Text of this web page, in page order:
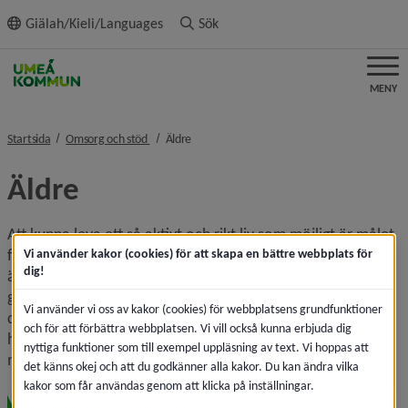
innehållet
Giälah/Kieli/Languages Sök
MENY
Startsida Omsorg och stöd nivå i brödsmulenavigeringen
Äldrenivå i brödsmulenavigeringen
Äldre
Att kunna leva ett så aktivt och rikt liv som möjligt är målet
för många. Här finns information om det stöd
äldreomsorgen kan ge dig och tips på aktiviteter och
gemenskap som berikar. Vi hjälper dig att hitta rätt utifrån
dina behov så att du, så långt det är möjligt, kan bo kvar
hemma och leva ett så självständigt och tryggt liv som
möjligt. Tillsammans för ett bättre liv - livet ut!
Vi använder kakor (cookies) för att skapa en bättre webbplats för
dig!
Vi använder vi oss av kakor (cookies) för webbplatsens grundfunktioner
och för att förbättra webbplatsen. Vi vill också kunna erbjuda dig
nyttiga funktioner som till exempel uppläsning av text. Vi hoppas att
det känns okej och att du godkänner alla kakor. Du kan ändra vilka
kakor som får användas genom att klicka på inställningar.